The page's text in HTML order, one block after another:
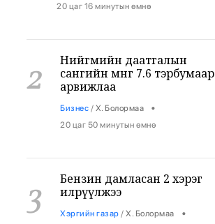
20 цаг 16 минутын өмнө
2
Нийгмийн даатгалын
сангийн мөнгө 7.6 тэрбумаар
арвижлаа
Бизнес / Х. Болормаа •
20 цаг 50 минутын өмнө
3
Бензин дамласан 2 хэрэг
илрүүлжээ
Хэргийн газар / Х. Болормаа •